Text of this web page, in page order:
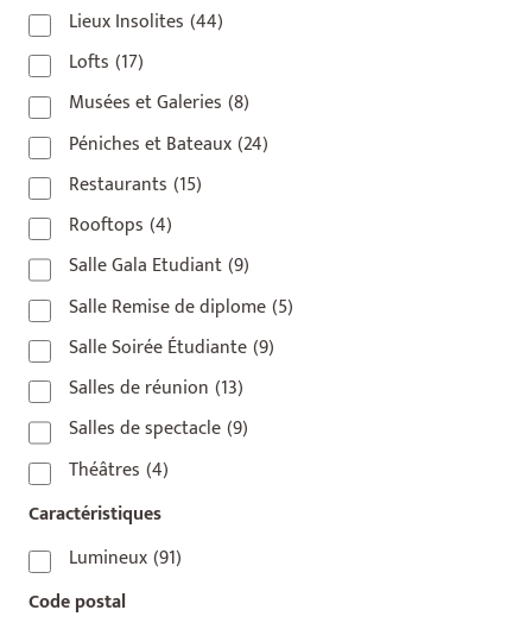
Lieux Insolites (44)
Lofts (17)
Musées et Galeries (8)
Péniches et Bateaux(24)
Restaurants (15)
Rooftops (4)
Salle Gala Etudiant(9)
Salle Remise de diplome(5)
Salle Soirée Étudiante(9)
Salles de réunion (13)
Salles de spectacle(9)
Théâtres (4)
Caractéristiques
Lumineux(91)
Code postal